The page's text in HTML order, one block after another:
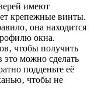
имеют
крепежные винты.
она находится
окна.
чтобы получить
это можно сделать
подденьте её
чтобы не